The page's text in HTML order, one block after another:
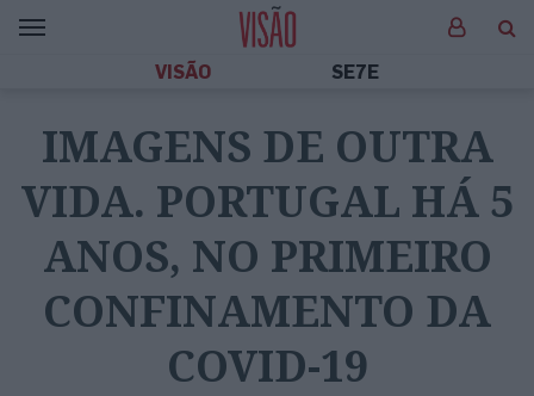
VISÃO SE7E
IMAGENS DE OUTRA
VIDA. PORTUGAL HÁ 5
ANOS, NO PRIMEIRO
CONFINAMENTO DA
COVID-19